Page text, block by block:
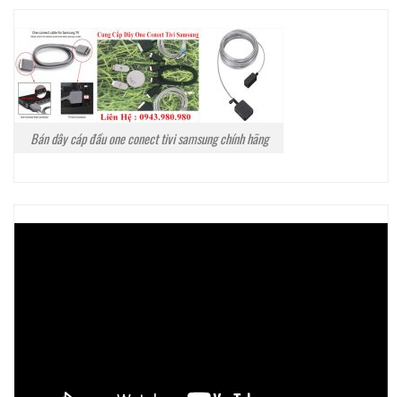
Bán dây cáp đầu one conect tivi samsung chính hãng